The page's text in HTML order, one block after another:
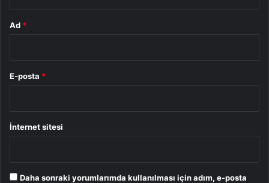
Ad *
E-posta *
İnternet sitesi
Daha sonraki yorumlarımda kullanılması için adım, e-posta